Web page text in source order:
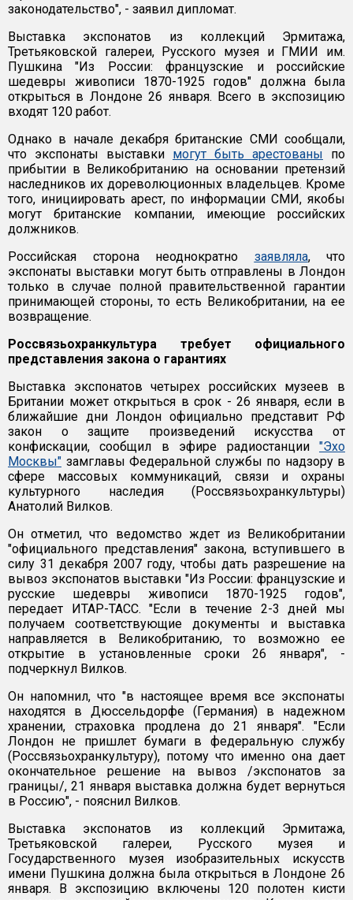
законодательство", - заявил дипломат.
Выставка экспонатов из коллекций Эрмитажа,
Третьяковской галереи, Русского музея и ГМИИ им.
Пушкина "Из России: французские и российские
шедевры живописи 1870-1925 годов" должна была
открыться в Лондоне 26 января. Всего в экспозицию
входят 120 работ.
Однако в начале декабря британские СМИ сообщали,
что экспонаты выставки могут быть арестованы по
прибытии в Великобританию на основании претензий
наследников их дореволюционных владельцев. Кроме
того, инициировать арест, по информации СМИ, якобы
могут британские компании, имеющие российских
должников.
Российская сторона неоднократно заявляла, что
экспонаты выставки могут быть отправлены в Лондон
только в случае полной правительственной гарантии
принимающей стороны, то есть Великобритании, на ее
возвращение.
Россвязьохранкультура требует официального
представления закона о гарантиях
Выставка экспонатов четырех российских музеев в
Британии может открыться в срок - 26 января, если в
ближайшие дни Лондон официально представит РФ
закон о защите произведений искусства от
конфискации, сообщил в эфире радиостанции "Эхо
Москвы" замглавы Федеральной службы по надзору в
сфере массовых коммуникаций, связи и охраны
культурного наследия (Россвязьохранкультуры)
Анатолий Вилков.
Он отметил, что ведомство ждет из Великобритании
"официального представления" закона, вступившего в
силу 31 декабря 2007 году, чтобы дать разрешение на
вывоз экспонатов выставки "Из России: французские и
русские шедевры живописи 1870-1925 годов",
передает ИТАР-ТАСС. "Если в течение 2-3 дней мы
получаем соответствующие документы и выставка
направляется в Великобританию, то возможно ее
открытие в установленные сроки 26 января", -
подчеркнул Вилков.
Он напомнил, что "в настоящее время все экспонаты
находятся в Дюссельдорфе (Германия) в надежном
хранении, страховка продлена до 21 января". "Если
Лондон не пришлет бумаги в федеральную службу
(Россвязьохранкультуру), потому что именно она дает
окончательное решение на вывоз /экспонатов за
границы/, 21 января выставка должна будет вернуться
в Россию", - пояснил Вилков.
Выставка экспонатов из коллекций Эрмитажа,
Третьяковской галереи, Русского музея и
Государственного музея изобразительных искусств
имени Пушкина должна была открыться в Лондоне 26
января. В экспозицию включены 120 полотен кисти